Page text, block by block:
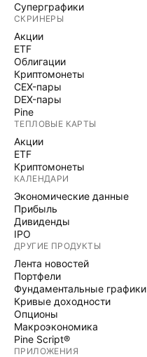
Суперграфики
СКРИНЕРЫ
Акции
ETF
Облигации
Криптомонеты
CEX-пары
DEX-пары
Pine
ТЕПЛОВЫЕ КАРТЫ
Акции
ETF
Криптомонеты
КАЛЕНДАРИ
Экономические данные
Прибыль
Дивиденды
IPO
ДРУГИЕ ПРОДУКТЫ
Лента новостей
Портфели
Фундаментальные графики
Кривые доходности
Опционы
Макроэкономика
Pine Script®
ПРИЛОЖЕНИЯ